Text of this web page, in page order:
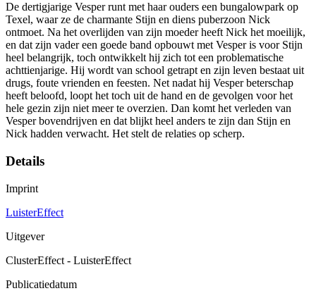
De dertigjarige Vesper runt met haar ouders een bungalowpark op
Texel, waar ze de charmante Stijn en diens puberzoon Nick
ontmoet. Na het overlijden van zijn moeder heeft Nick het moeilijk,
en dat zijn vader een goede band opbouwt met Vesper is voor Stijn
heel belangrijk, toch ontwikkelt hij zich tot een problematische
achttienjarige. Hij wordt van school getrapt en zijn leven bestaat uit
drugs, foute vrienden en feesten. Net nadat hij Vesper beterschap
heeft beloofd, loopt het toch uit de hand en de gevolgen voor het
hele gezin zijn niet meer te overzien. Dan komt het verleden van
Vesper bovendrijven en dat blijkt heel anders te zijn dan Stijn en
Nick hadden verwacht. Het stelt de relaties op scherp.
Details
Imprint
LuisterEffect
Uitgever
ClusterEffect - LuisterEffect
Publicatiedatum